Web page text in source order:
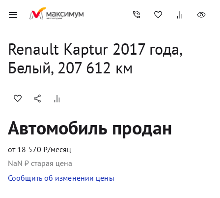
Renault Kaptur 2017
года,
Белый, 207 612 км
Автомобиль продан
от 18 570 ₽/месяц
NaN ₽ старая цена
Сообщить об изменении цены